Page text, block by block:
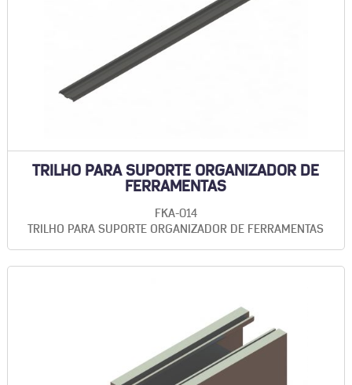
TRILHO PARA SUPORTE ORGANIZADOR DE
FERRAMENTAS
FKA-014
TRILHO PARA SUPORTE ORGANIZADOR DE FERRAMENTAS